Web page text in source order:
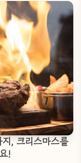
, 크리스마스를
!